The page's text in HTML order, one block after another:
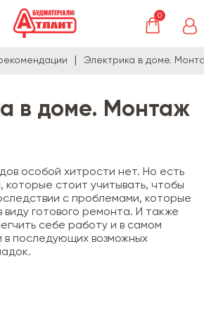
0
Электрика в доме.
в доме. Монтаж
особой хитрости нет. Но есть
стоит учитывать, чтобы
с проблемами, которые
виду готового ремонта. И также
себе работу и в самом
последующих возможных